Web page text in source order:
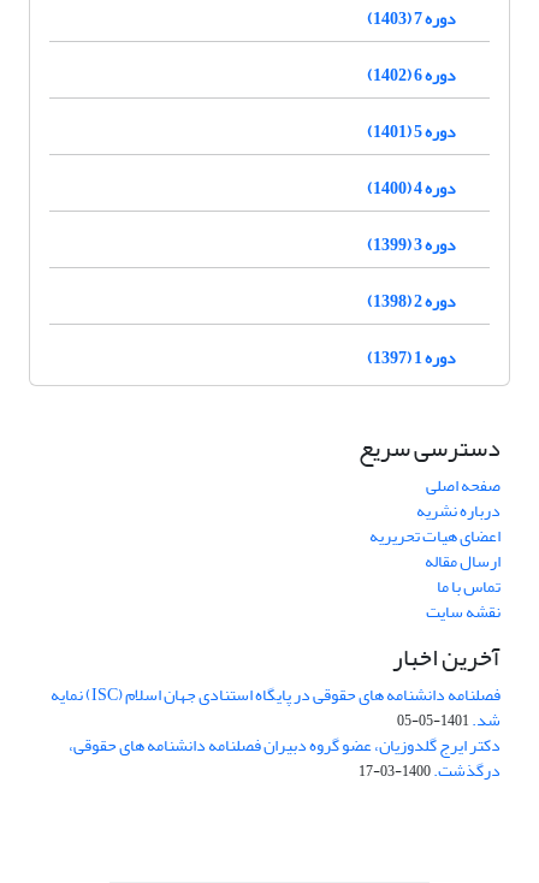
دوره 7 (1403)
دوره 6 (1402)
دوره 5 (1401)
دوره 4 (1400)
دوره 3 (1399)
دوره 2 (1398)
دوره 1 (1397)
دسترسی سریع
صفحه اصلی
درباره نشریه
اعضای هیات تحریریه
ارسال مقاله
تماس با ما
نقشه سایت
آخرین اخبار
فصلنامه دانشنامه های حقوقی در پایگاه استنادی جهان اسلام (ISC) نمایه
شد.1401-05-05
دکتر ایرج گلدوزیان، عضو گروه دبیران فصلنامه دانشنامه های حقوقی،
درگذشت.1400-03-17